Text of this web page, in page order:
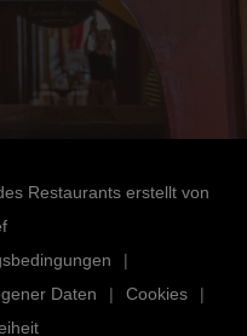
Restaurants erstellt von
((öffnet ein neues Fenster))
Fenster))
((öffnet ein neues
Daten
neues Fenster))
Cookies
((öffnet